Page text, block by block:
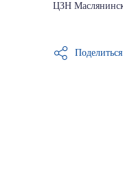
ЦЗН
Поделиться